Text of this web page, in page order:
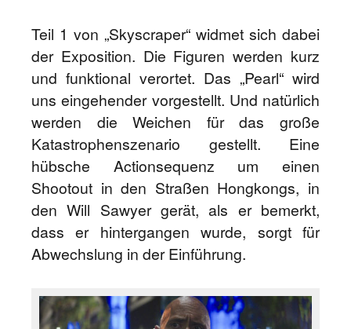
Teil 1 von „Skyscraper“ widmet sich dabei
der Exposition. Die Figuren werden kurz
und funktional verortet. Das „Pearl“ wird
uns eingehender vorgestellt. Und natürlich
werden die Weichen für das große
Katastrophenszenario gestellt. Eine
hübsche Actionsequenz um einen
Shootout in den Straßen Hongkongs, in
den Will Sawyer gerät, als er bemerkt,
dass er hintergangen wurde, sorgt für
Abwechslung in der Einführung.